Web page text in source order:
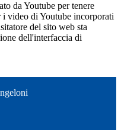
da Youtube per tenere
i video di Youtube incorporati
del sito web sta
dell'interfaccia di